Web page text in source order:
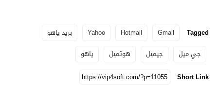
Tagged
Gmail
Hotmail
Yahoo
بريد ياهو
جي ميل
جيميل هوتميل
ياهو
Short Link